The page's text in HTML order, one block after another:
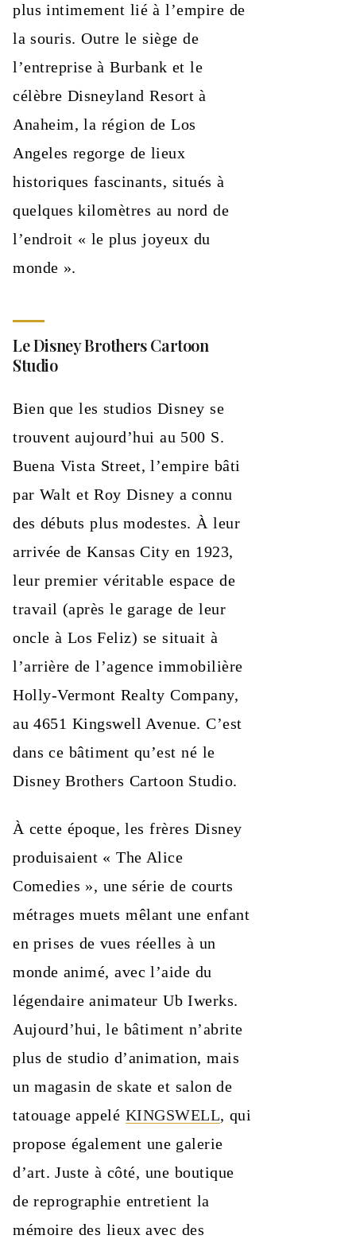
plus intimement lié à l’empire de
la souris. Outre le siège de
l’entreprise à Burbank et le
célèbre Disneyland Resort à
Anaheim, la région de Los
Angeles regorge de lieux
historiques fascinants, situés à
quelques kilomètres au nord de
l’endroit « le plus joyeux du
monde ».
Le Disney Brothers Cartoon
Studio
Bien que les studios Disney se
trouvent aujourd’hui au 500 S.
Buena Vista Street, l’empire bâti
par Walt et Roy Disney a connu
des débuts plus modestes. À leur
arrivée de Kansas City en 1923,
leur premier véritable espace de
travail (après le garage de leur
oncle à Los Feliz) se situait à
l’arrière de l’agence immobilière
Holly-Vermont Realty Company,
au 4651 Kingswell Avenue. C’est
dans ce bâtiment qu’est né le
Disney Brothers Cartoon Studio.
À cette époque, les frères Disney
produisaient « The Alice
Comedies », une série de courts
métrages muets mêlant une enfant
en prises de vues réelles à un
monde animé, avec l’aide du
légendaire animateur Ub Iwerks.
Aujourd’hui, le bâtiment n’abrite
plus de studio d’animation, mais
un magasin de skate et salon de
tatouage appelé KINGSWELL, qui
propose également une galerie
d’art. Juste à côté, une boutique
de reprographie entretient la
mémoire des lieux avec des